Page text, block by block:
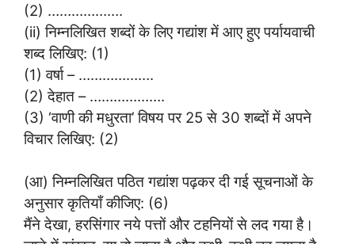
(2) ……………….
(ii) निम्नलिखित शब्दों के लिए गद्यांश में आए हुए पर्यायवाची
शब्द लिखिए: (1)
(1) वर्षा – ……………….
(2) देहात – ……………….
(3) ‘वाणी की मधुरता’ विषय पर 25 से 30 शब्दों में अपने
विचार लिखिए: (2)
(आ) निम्नलिखित पठित गद्यांश पढ़कर दी गई सूचनाओं के
अनुसार कृतियाँ कीजिए: (6)
मैंने देखा, हरसिंगार नये पत्तों और टहनियों से लद गया है।